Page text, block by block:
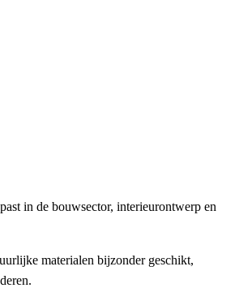
in de bouwsector, interieurontwerp en
materialen bijzonder geschikt,